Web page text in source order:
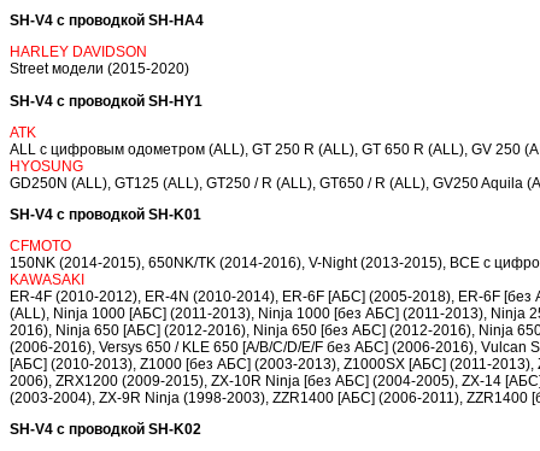
SH-V4 с проводкой SH-HA4
HARLEY DAVIDSON
Street модели (2015-2020)
SH-V4 с проводкой SH-HY1
ATK
ALL c цифровым одометром (ALL), GT 250 R (ALL), GT 650 R (ALL), GV 250
HYOSUNG
GD250N (ALL), GT125 (ALL), GT250 / R (ALL), GT650 / R (ALL), GV250
SH-V4 с проводкой SH-K01
CFMOTO
150NK (2014-2015), 650NK/TK (2014-2016), V-Night (2013-2015), ВСЕ с
KAWASAKI
ER-4F (2010-2012), ER-4N (2010-2014), ER-6F [АБС] (2005-2018), ER-6F
(ALL), Ninja 1000 [АБС] (2011-2013), Ninja 1000 [без АБС] (2011-2013), Ninja
2016), Ninja 650 [АБС] (2012-2016), Ninja 650 [без АБС] (2012-2016), Ninja
(2006-2016), Versys 650 / KLE 650 [A/B/C/D/E/F без АБС] (2006-2016),
[АБС] (2010-2013), Z1000 [без АБС] (2003-2013), Z1000SX [АБС] (2011-
2006), ZRX1200 (2009-2015), ZX-10R Ninja [без АБС] (2004-2005), ZX-14
(2003-2004), ZX-9R Ninja (1998-2003), ZZR1400 [АБС] (2006-2011), ZZR1400
SH-V4 с проводкой SH-K02